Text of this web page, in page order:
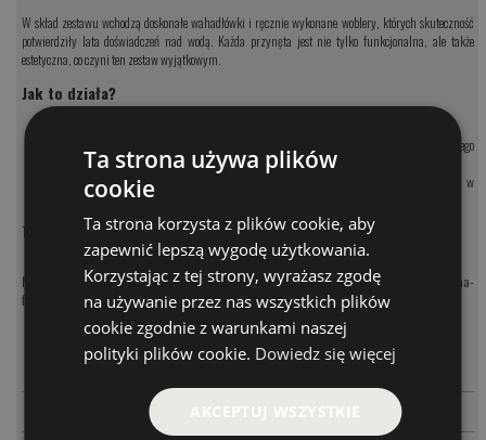
W skład zestawu wchodzą doskonałe wahadłówki i ręcznie wykonane woblery, których skuteczność
potwierdziły lata doświadczeń nad wodą. Każda przynęta jest nie tylko funkcjonalna, ale także
estetyczna, co czyni ten zestaw wyjątkowym.
Jak to działa?
– skompletujemy unikalne przynęty, które zachwycą każdego
wędkarza.
Odbierz zestaw– po dwóch dniach otrzymasz starannie zapakowany zestaw w
eleganckim kartonowym pudełku.
To idealny sposób, by sprawić radość Twoim bliskim i pokazać, jak dobrze znasz ich pasje!
Masz jakieś pytania? Chętnie doradzimy:tel.:22 370 24 33, e-mail:d.dlutek@corona-
fishing.pl
CENA
200.00 PLN +
300.00 PLN - +
Ta strona używa plików
cookie
Ta strona korzysta z plików cookie, aby
zapewnić lepszą wygodę użytkowania.
Korzystając z tej strony, wyrażasz zgodę
na używanie przez nas wszystkich plików
cookie zgodnie z warunkami naszej
polityki plików cookie. Dowiedz się więcej
AKCEPTUJ WSZYSTKIE